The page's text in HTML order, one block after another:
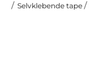
Selvklebende tape